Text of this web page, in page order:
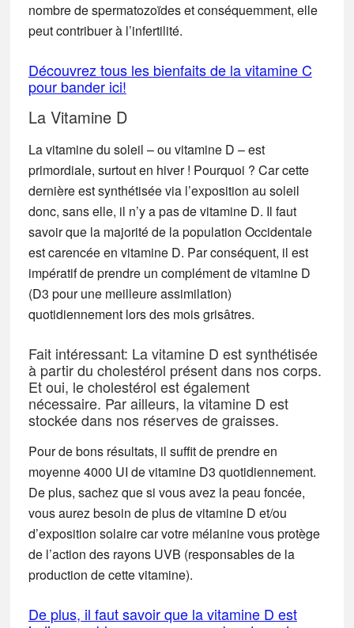
nombre de spermatozoïdes et conséquemment, elle
peut contribuer à l’infertilité.
Découvrez tous les bienfaits de la vitamine C
pour bander ici!
La Vitamine D
La vitamine du soleil – ou vitamine D – est
primordiale, surtout en hiver ! Pourquoi ? Car cette
dernière est synthétisée via l’exposition au soleil
donc, sans elle, il n’y a pas de vitamine D. Il faut
savoir que la majorité de la population Occidentale
est carencée en vitamine D. Par conséquent, il est
impératif de prendre un complément de vitamine D
(D3 pour une meilleure assimilation)
quotidiennement lors des mois grisâtres.
Fait intéressant: La vitamine D est synthétisée
à partir du cholestérol présent dans nos corps.
Et oui, le cholestérol est également
nécessaire. Par ailleurs, la vitamine D est
stockée dans nos réserves de graisses.
Pour de bons résultats, il suffit de prendre en
moyenne 4000 UI de vitamine D3 quotidiennement.
De plus, sachez que si vous avez la peau foncée,
vous aurez besoin de plus de vitamine D et/ou
d’exposition solaire car votre mélanine vous protège
de l’action des rayons UVB (responsables de la
production de cette vitamine).
De plus, il faut savoir que la vitamine D est